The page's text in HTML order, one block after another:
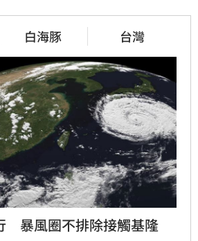
白海豚 台灣
　暴風圈不排除接觸基隆